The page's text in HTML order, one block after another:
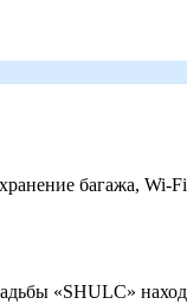
багажа, Wi-
«SHULC»